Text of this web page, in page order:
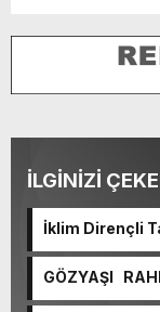
İLGİNİZİ
İklim Dirençli
GÖZYAŞI